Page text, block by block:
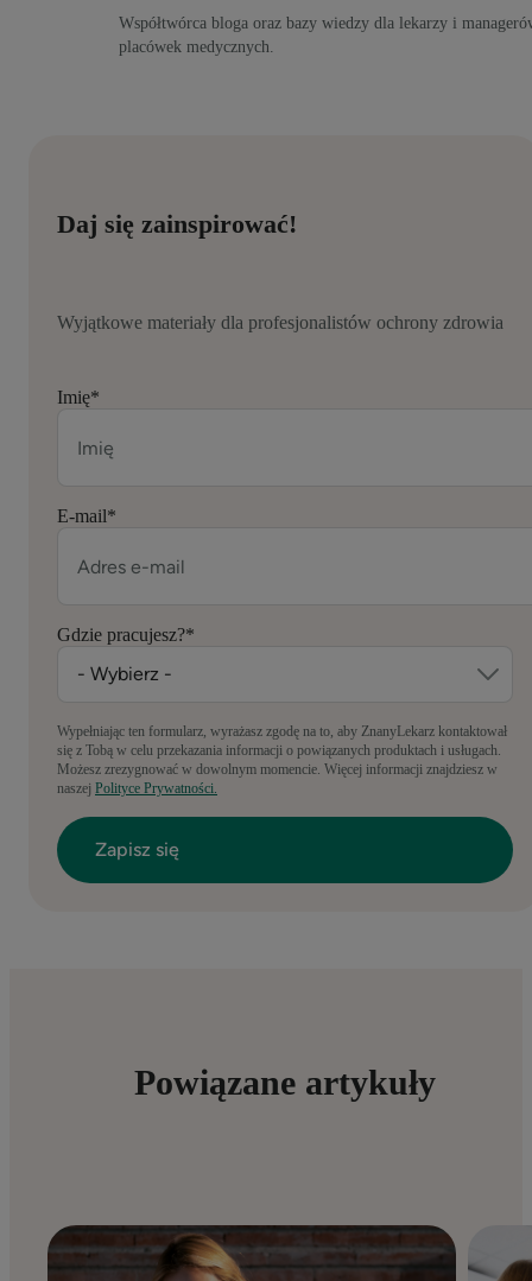
Współtwórca bloga oraz bazy wiedzy dla lekarzy i
placówek medycznych.
Daj się zainspirować!
Wyjątkowe materiały dla profesjonalistów ochrony zdrowia
Imię*
E-mail*
Gdzie pracujesz?*
Wypełniając ten formularz, wyrażasz zgodę na to, aby ZnanyLekarz kontaktował
się z Tobą w celu przekazania informacji o powiązanych produktach i usługach.
Możesz zrezygnować w dowolnym momencie. Więcej informacji znajdziesz w
naszej Polityce Prywatności.
Powiązane artykuły